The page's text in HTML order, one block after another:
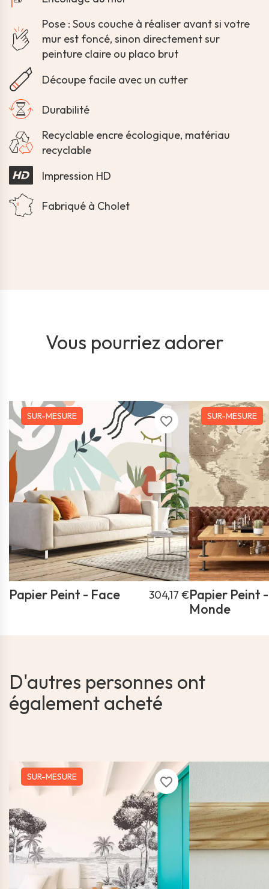
Pose : Sous couche à réaliser avant si votre
mur est foncé, sinon directement sur
peinture claire ou placo brut
Découpe facile avec un cutter
Durabilité
Recyclable encre écologique, matériau
recyclable
Impression HD
Fabriqué à Cholet
Vous pourriez adorer
favorite_border
Papier Peint - Face 304,17 €
SUR-MESURE
Papier Peint
Monde
SUR-MESURE
D'autres personnes ont
également acheté
favorite_border
SUR-MESURE